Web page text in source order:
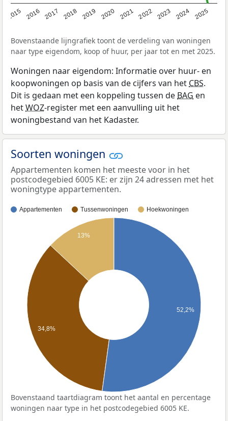
2015 2016 2017 2018 2019 2020 2021 2022 2023 2024 2025
Bovenstaande lijngrafiek toont de verdeling van woningen
naar type eigendom, koop of huur, per jaar tot en met 2025.
Woningen naar eigendom: Informatie over huur- en
koopwoningen op basis van de cijfers van hetCBS.
Dit is gedaan met een koppeling tussen deBAG en
hetWOZ-register met een aanvulling uit het
woningbestand van het Kadaster.
Soorten woningen
Appartementen komen het meeste voor in het
postcodegebied 6005 KE: er zijn 24 adressen met het
woningtype appartementen.
Appartementen Tussenwoningen Hoekwoningen
13%
34,8%
52,2%
Bovenstaand taartdiagram toont het aantal en percentage
woningen naar type in het postcodegebied 6005 KE.